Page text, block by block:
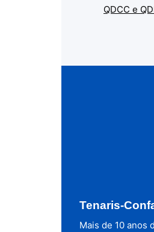
QDCC e
Tenaris-
Mais de 10 anos